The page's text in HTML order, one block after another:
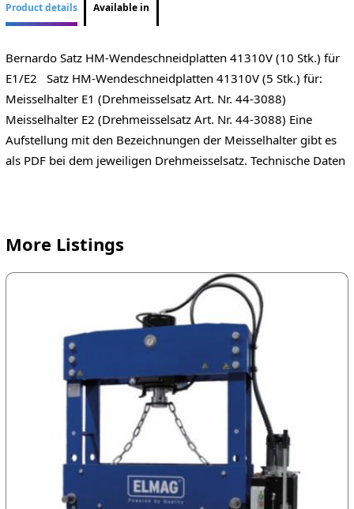
Product details Available in
Bernardo Satz HM-Wendeschneidplatten 41310V (10 Stk.) für
E1/E2 Satz HM-Wendeschneidplatten 41310V (5 Stk.) für:
Meisselhalter E1 (Drehmeisselsatz Art. Nr. 44-3088)
Meisselhalter E2 (Drehmeisselsatz Art. Nr. 44-3088) Eine
Aufstellung mit den Bezeichnungen der Meisselhalter gibt es
als PDF bei dem jeweiligen Drehmeisselsatz. Technische Daten
More Listings